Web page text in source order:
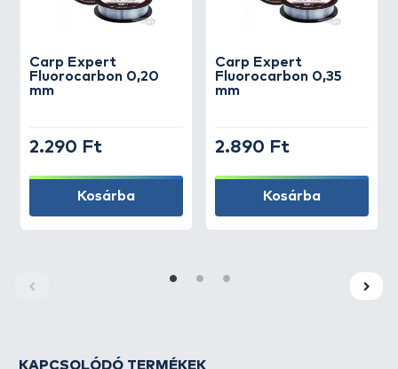
Carp Expert
Fluorocarbon 0,20
mm
2.290 Ft
Kosárba
Carp Expert
Fluorocarbon 0,35
mm
2.890 Ft
Kosárba
KAPCSOLÓDÓ TERMÉKEK